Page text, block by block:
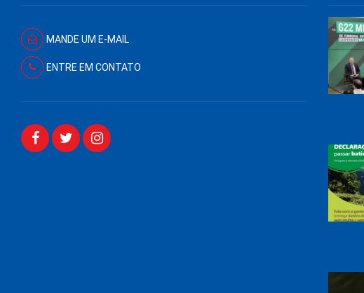
MANDE UM E-MAIL
ENTRE EM CONTATO